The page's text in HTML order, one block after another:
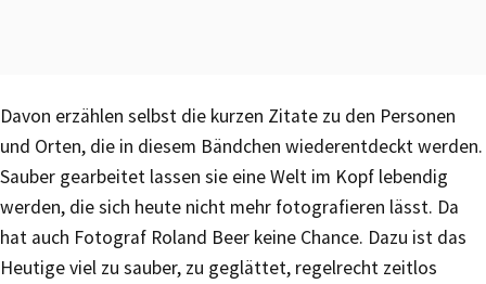
Davon erzählen selbst die kurzen Zitate zu den Personen
und Orten, die in diesem Bändchen wiederentdeckt werden.
Sauber gearbeitet lassen sie eine Welt im Kopf lebendig
werden, die sich heute nicht mehr fotografieren lässt. Da
hat auch Fotograf Roland Beer keine Chance. Dazu ist das
Heutige viel zu sauber, zu geglättet, regelrecht zeitlos